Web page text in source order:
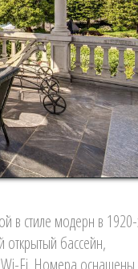
в стиле модерн в
открытый бассейн,
Wi-Fi. Номера оснащены